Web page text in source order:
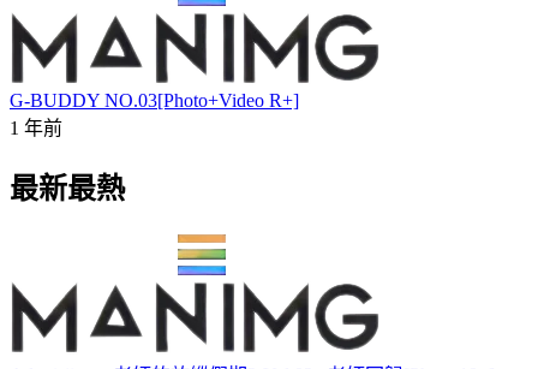
G-BUDDY NO.03[Photo+Video R+]
1 年前
最新最熱